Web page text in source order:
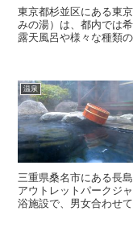
東京都杉並区にある東
みの湯）は、都内では
露天風呂や様々な種類
温泉
三重県桑名市にある長
アウトレットパークジ
浴施設で、男女合わせ